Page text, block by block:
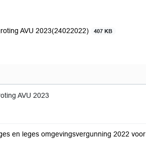
AVU 2023(24022022) 407 KB
AVU 2023
en leges omgevingsvergunning 2022 voor